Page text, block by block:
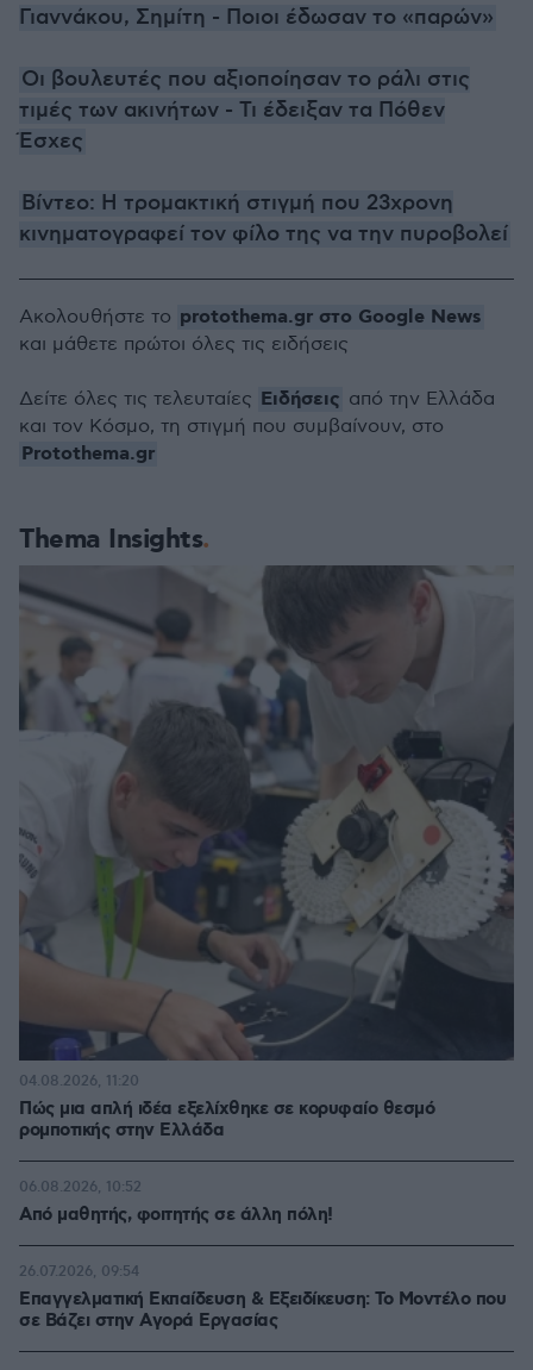
Γιαννάκου, Σημίτη - Ποιοι έδωσαν το «παρών»
Οι βουλευτές που αξιοποίησαν το ράλι στις
τιμές των ακινήτων - Τι έδειξαν τα Πόθεν
Έσχες
Βίντεο: Η τρομακτική στιγμή που 23χρονη
κινηματογραφεί τον φίλο της να την πυροβολεί
Thema Insights
Πώς μια απλή ιδέα εξελίχθηκε σε κορυφαίο θεσμό
ρομποτικής στην Ελλάδα
04.08.2026, 11:20
Από μαθητής, φοιτητής σε άλλη πόλη!
06.08.2026, 10:52
Επαγγελματική Εκπαίδευση & Εξειδίκευση: Το Mοντέλο που
σε Bάζει στην Aγορά Eργασίας
26.07.2026, 09:54
Ακολουθήστε το protothema.gr στο Google News
και μάθετε πρώτοι όλες τις ειδήσεις
Δείτε όλες τις τελευταίες Ειδήσεις από την Ελλάδα
και τον Κόσμο, τη στιγμή που συμβαίνουν, στο
Protothema.gr